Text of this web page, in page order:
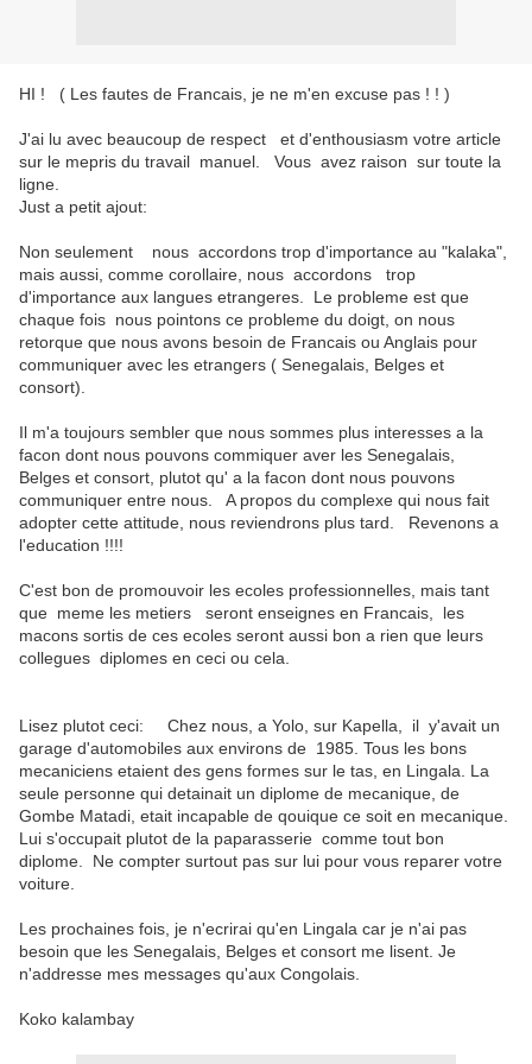
HI ! ( Les fautes de Francais, je ne m'en excuse pas ! ! )
J'ai lu avec beaucoup de respect et d'enthousiasm votre article
sur le mepris du travail manuel. Vous avez raison sur toute la
ligne.
Just a petit ajout:
Non seulement nous accordons trop d'importance au "kalaka",
mais aussi, comme corollaire, nous accordons trop
d'importance aux langues etrangeres. Le probleme est que
chaque fois nous pointons ce probleme du doigt, on nous
retorque que nous avons besoin de Francais ou Anglais pour
communiquer avec les etrangers ( Senegalais, Belges et
consort).
Il m'a toujours sembler que nous sommes plus interesses a la
facon dont nous pouvons commiquer aver les Senegalais,
Belges et consort, plutot qu' a la facon dont nous pouvons
communiquer entre nous. A propos du complexe qui nous fait
adopter cette attitude, nous reviendrons plus tard. Revenons a
l'education !!!!
C'est bon de promouvoir les ecoles professionnelles, mais tant
que meme les metiers seront enseignes en Francais, les
macons sortis de ces ecoles seront aussi bon a rien que leurs
collegues diplomes en ceci ou cela.
Lisez plutot ceci: Chez nous, a Yolo, sur Kapella, il y'avait un
garage d'automobiles aux environs de 1985. Tous les bons
mecaniciens etaient des gens formes sur le tas, en Lingala. La
seule personne qui detainait un diplome de mecanique, de
Gombe Matadi, etait incapable de qouique ce soit en mecanique.
Lui s'occupait plutot de la paparasserie comme tout bon
diplome. Ne compter surtout pas sur lui pour vous reparer votre
voiture.
Les prochaines fois, je n'ecrirai qu'en Lingala car je n'ai pas
besoin que les Senegalais, Belges et consort me lisent. Je
n'addresse mes messages qu'aux Congolais.
Koko kalambay